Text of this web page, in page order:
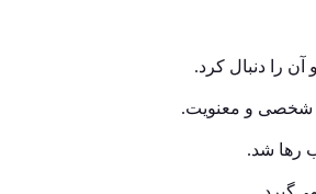
را دنبال کرد.
شخصی و معنویت.
رها شد.